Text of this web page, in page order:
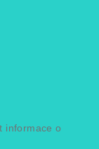
informace o